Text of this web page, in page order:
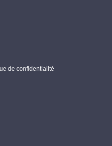
de confidentialité